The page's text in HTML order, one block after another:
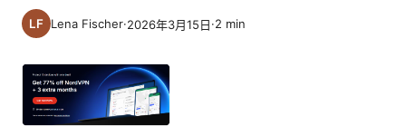
Lena Fischer·2026年3月15日·2 min